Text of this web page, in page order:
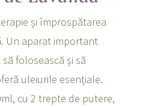
și împrospătarea
Un aparat important
folosească și să
uleiurile esențiale.
cu 2 trepte de putere,